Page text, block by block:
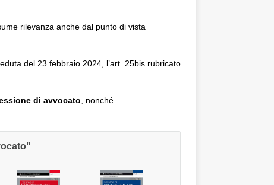
rilevanza anche dal punto di vista
del 23 febbraio 2024, l’art. 25bis rubricato
di avvocato, nonché